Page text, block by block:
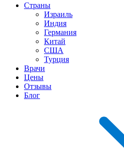
Страны
Израиль
Индия
Германия
Китай
США
Турция
Врачи
Цены
Отзывы
Блог